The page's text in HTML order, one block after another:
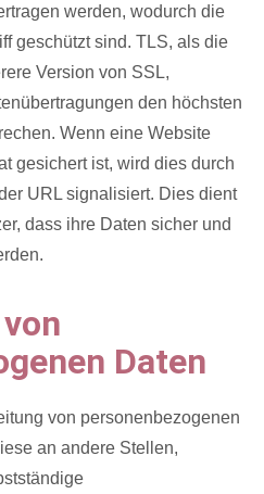
werden, wodurch die
geschützt sind. TLS, als die
Version von SSL,
den höchsten
Wenn eine Website
gesichert ist, wird dies durch
URL signalisiert. Dies dient
dass ihre Daten sicher und
Daten
von personenbezogenen
an andere Stellen,